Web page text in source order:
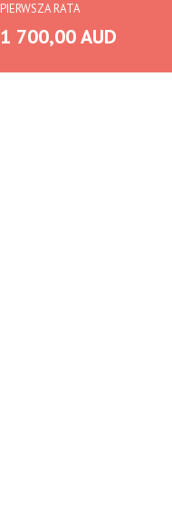
PIERWSZA RATA
1 700,00 AUD